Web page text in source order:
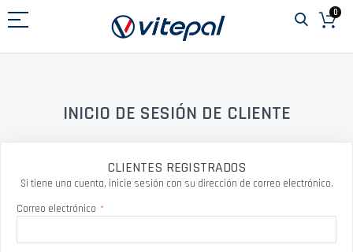
al
0
INICIO DE SESIÓN DE CLIENTE
CLIENTES REGISTRADOS
Si tiene una cuenta, inicie sesión con su dirección de correo electrónico.
Correo electrónico